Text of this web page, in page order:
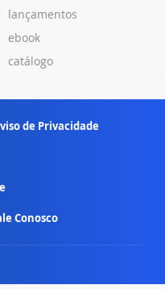
lançamentos
ebook
catálogo
de Privacidade
Conosco